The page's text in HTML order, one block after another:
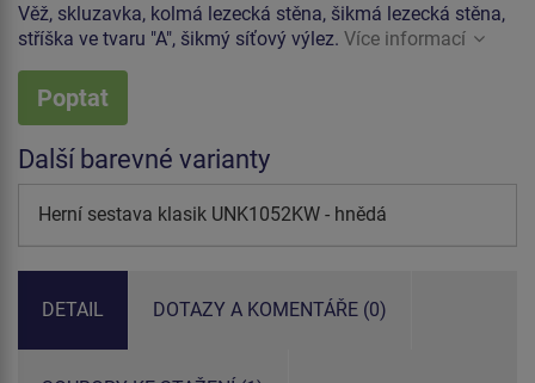
Věž, skluzavka, kolmá lezecká stěna, šikmá lezecká stěna,
stříška ve tvaru "A", šikmý síťový výlez. Více informací
Poptat
Další barevné varianty
Herní sestava klasik UNK1052KW - hnědá
DETAIL DOTAZY A KOMENTÁŘE (0)